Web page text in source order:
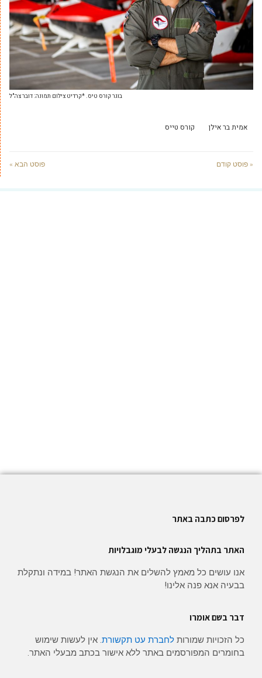
בוגר קורס טיס. *קרדיט צילום תמונה: דובר צה"ל
אמית בר אילן קורס טייס
« פוסט קודם פוסט הבא »
לפרסום כתבה באתר
האתר בתהליך הנגשה לבעלי מוגבלויות
אנו עושים כל מאמץ להשלים את הנגשת האתר! במידה ונתקלת
בבעיה אנא פנה אלינו!
דבר בשם אומרו
כל הזכויות שמורות לחברת עט תקשורת. אין לעשות שימוש
בחומרים המפורסמים באתר ללא אישור בכתב מבעלי האתר.